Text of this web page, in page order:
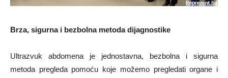
Brza, sigurna i bezbolna metoda dijagnostike
Ultrazvuk abdomena je jednostavna, bezbolna i sigurna
metoda pregleda pomoću koje možemo pregledati organe i